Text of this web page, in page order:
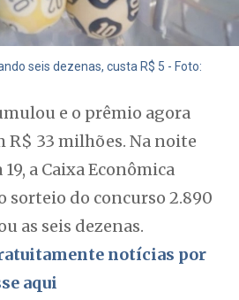
seis dezenas, custa R$ 5 - Foto:
e o prêmio agora
R$ 33 milhões. Na noite
a Caixa Econômica
sorteio do concurso 2.890
as seis dezenas.
notícias por
aqui